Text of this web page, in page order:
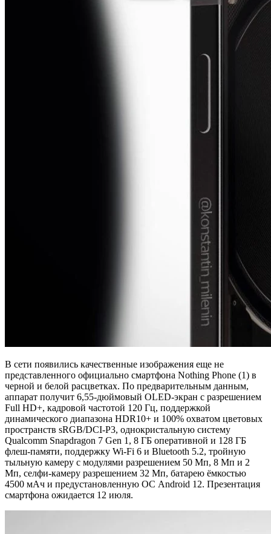
В сети появились качественные изображения еще не
представленного официально смартфона Nothing Phone (1) в
черной и белой расцветках. По предварительным данным,
аппарат получит 6,55-дюймовый OLED-экран с разрешением
Full HD+, кадровой частотой 120 Гц, поддержкой
динамического диапазона HDR10+ и 100% охватом цветовых
пространств sRGB/DCI-P3, однокристальную систему
Qualcomm Snapdragon 7 Gen 1, 8 ГБ оперативной и 128 ГБ
флеш-памяти, поддержку Wi-Fi 6 и Bluetooth 5.2, тройную
тыльную камеру с модулями разрешением 50 Мп, 8 Мп и 2
Мп, селфи-камеру разрешением 32 Мп, батарею ёмкостью
4500 мАч и предустановленную ОС Android 12. Презентация
смартфона ожидается 12 июля.